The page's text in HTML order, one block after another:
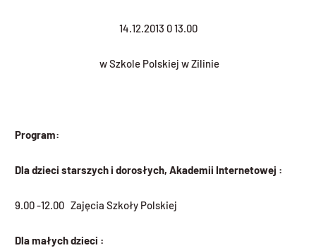
14.12.2013 0 13.00
w Szkole Polskiej w Zilinie
Program:
Dla dzieci starszych i dorosłych, Akademii Internetowej :
9.00 -12.00 Zajęcia Szkoły Polskiej
Dla małych dzieci :